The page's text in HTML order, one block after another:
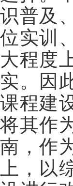
识普及
位实训
大程度
实。因
课程建
将其作
南，作
上，以